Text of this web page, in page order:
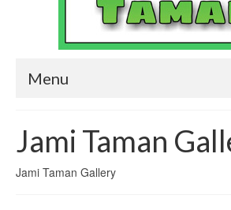
Menu
Profesional
Contact Us
Jami Taman
Jami Taman Gallery